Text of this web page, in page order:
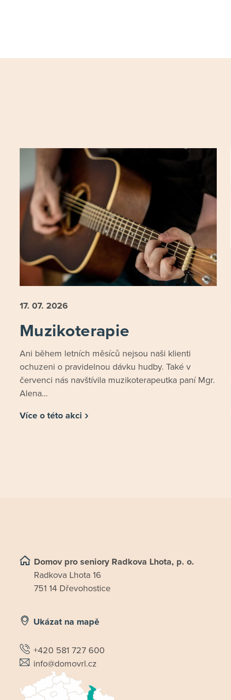
17. 07. 2026
Muzikoterapie
Ani během letních měsíců nejsou naši klienti
ochuzeni o pravidelnou dávku hudby. Také v
červenci nás navštívila muzikoterapeutka paní Mgr.
Alena...
Více o této akci
Domov pro seniory Radkova Lhota, p. o.
Radkova Lhota 16
751 14 Dřevohostice
Ukázat na mapě
+420 581 727 600
info@domovrl.cz